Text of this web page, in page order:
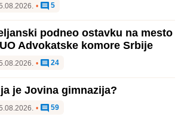
• 5
podneo ostavku na mesto
Advokatske komore Srbije
• 24
je Jovina gimnazija?
• 59